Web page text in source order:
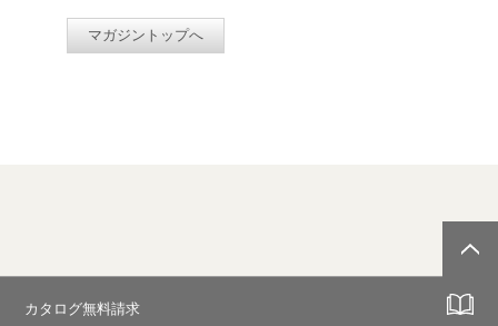
マガジントップへ
カタログ無料請求